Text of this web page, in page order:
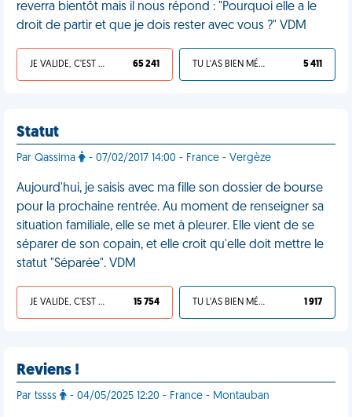
reverra bientôt mais il nous répond : "Pourquoi elle a le
droit de partir et que je dois rester avec vous ?" VDM
JE VALIDE, C'EST UNE VDM 65 241 TU L'AS BIEN MÉRITÉ 5 411
Statut
Par Qassima - 07/02/2017 14:00 - France - Vergèze
Aujourd'hui, je saisis avec ma fille son dossier de bourse
pour la prochaine rentrée. Au moment de renseigner sa
situation familiale, elle se met à pleurer. Elle vient de se
séparer de son copain, et elle croit qu'elle doit mettre le
statut "Séparée". VDM
JE VALIDE, C'EST UNE VDM 15 754 TU L'AS BIEN MÉRITÉ 1 917
Reviens !
Par tssss - 04/05/2025 12:20 - France - Montauban